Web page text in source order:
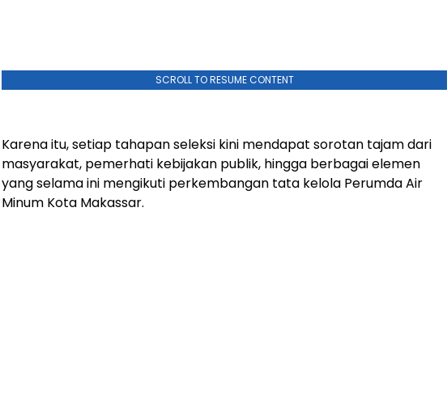
SCROLL TO RESUME CONTENT
Karena itu, setiap tahapan seleksi kini mendapat sorotan tajam dari
masyarakat, pemerhati kebijakan publik, hingga berbagai elemen
yang selama ini mengikuti perkembangan tata kelola Perumda Air
Minum Kota Makassar.